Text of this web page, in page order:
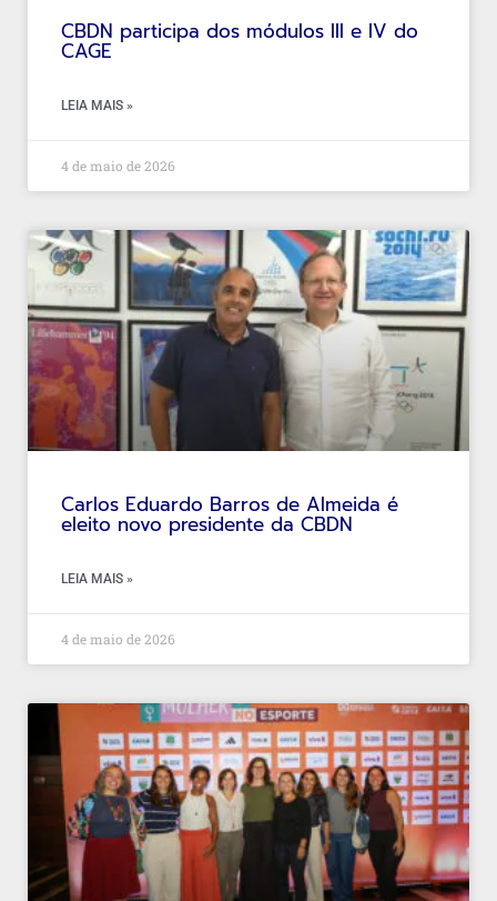
CBDN participa dos módulos III e IV do
CAGE
LEIA MAIS »
4 de maio de 2026
Carlos Eduardo Barros de Almeida é
eleito novo presidente da CBDN
LEIA MAIS »
4 de maio de 2026